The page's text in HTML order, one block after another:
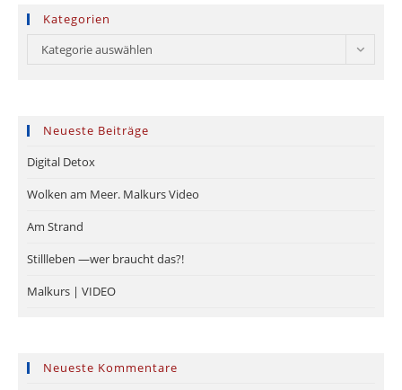
Kategorien
Kategorien
Kategorie auswählen
Neueste Beiträge
Digital Detox
Wolken am Meer. Malkurs Video
Am Strand
Stillleben —wer braucht das?!
Malkurs | VIDEO
Neueste Kommentare